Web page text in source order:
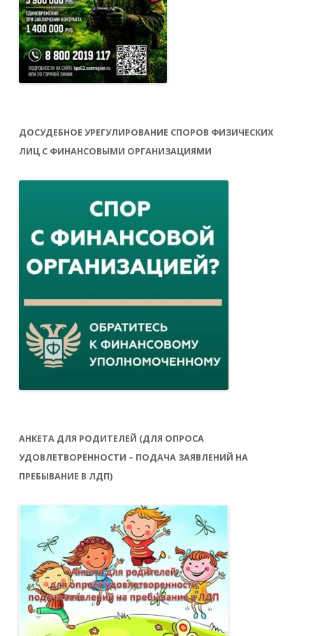
ДОСУДЕБНОЕ УРЕГУЛИРОВАНИЕ СПОРОВ ФИЗИЧЕСКИХ
ЛИЦ С ФИНАНСОВЫМИ ОРГАНИЗАЦИЯМИ
АНКЕТА ДЛЯ РОДИТЕЛЕЙ (ДЛЯ ОПРОСА
УДОВЛЕТВОРЕННОСТИ – ПОДАЧА ЗАЯВЛЕНИЙ НА
ПРЕБЫВАНИЕ В ЛДП)